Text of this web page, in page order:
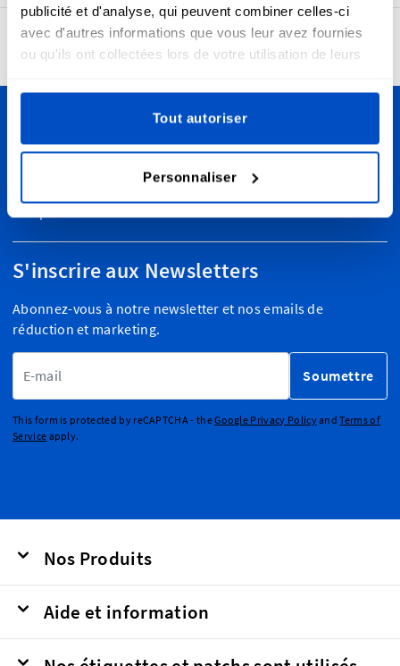
publicité et d'analyse, qui peuvent combiner celles-ci
avec d'autres informations que vous leur avez fournies
ou qu'ils ont collectées lors de votre utilisation de leurs
Tout autoriser
Personnaliser
4,7 24958 avis
Personnalisez vos créations
Nous livrons partout au Canada, de Vancouver à Toronto,
S'inscrire aux Newsletters
Abonnez-vous à notre newsletter et nos emails de
réduction et marketing.
Soumettre
This form is protected by reCAPTCHA - theGoogle Privacy PolicyandTerms of
Service apply.
Nos Produits
Aide et information